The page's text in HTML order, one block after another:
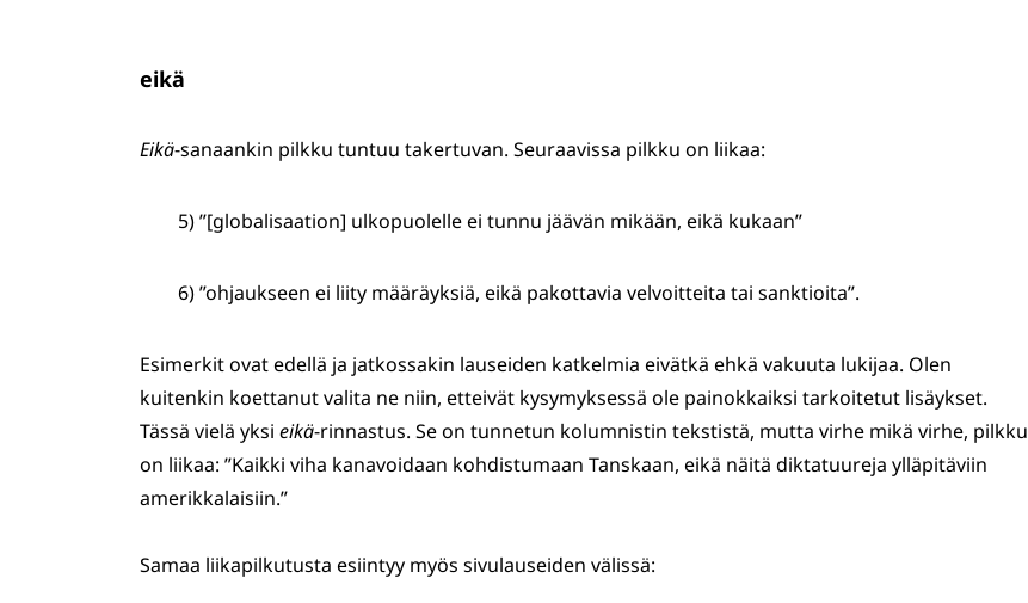
eikä
Eikä-sanaankin pilkku tuntuu takertuvan. Seuraavissa pilkku on liikaa:
5) ”[globalisaation] ulkopuolelle ei tunnu jäävän mikään, eikä kukaan”
6) ”ohjaukseen ei liity määräyksiä, eikä pakottavia velvoitteita tai sanktioita”.
Esimerkit ovat edellä ja jatkossakin lauseiden katkelmia eivätkä ehkä vakuuta lukijaa. Olen
kuitenkin koettanut valita ne niin, etteivät kysymyksessä ole painokkaiksi tarkoitetut lisäykset.
Tässä vielä yksi eikä-rinnastus. Se on tunnetun kolumnistin tekstistä, mutta virhe mikä virhe, pilkku
on liikaa: ”Kaikki viha kanavoidaan kohdistumaan Tanskaan, eikä näitä diktatuureja ylläpitäviin
amerikkalaisiin.”
Samaa liikapilkutusta esiintyy myös sivulauseiden välissä: